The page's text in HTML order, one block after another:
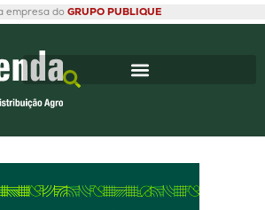
empresa do GRUPO PUBLIQUE